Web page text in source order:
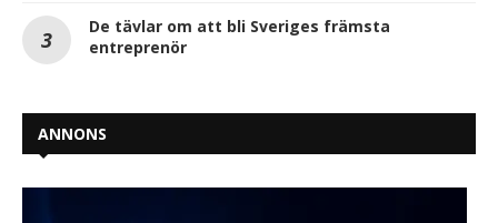
De tävlar om att bli Sveriges främsta
entreprenör
ANNONS